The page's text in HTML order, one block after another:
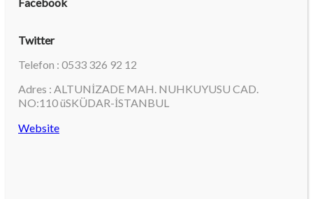
Twitter
Telefon : 0533 326 92 12
Adres : ALTUNİZADE MAH. NUHKUYUSU CAD.
NO:110 üSKÜDAR-İSTANBUL
Website